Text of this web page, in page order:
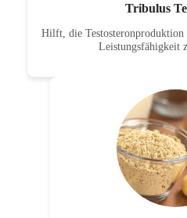
Tribulus
Hilft, die Testosteronproduktion
Leistungsfähigkeit